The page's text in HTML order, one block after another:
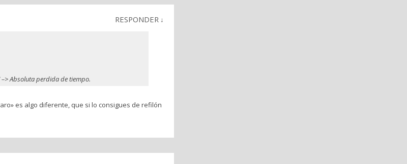
RESPONDER ↓
–> Absoluta perdida de tiempo.
es algo diferente, que si lo consigues de refilón